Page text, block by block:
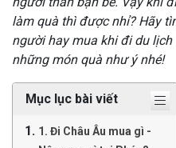
làm quà thì được nhỉ? Hãy
người hay mua khi đi du
những món quà như ý nhé!
Mục lục bài viết
1. Đi Châu Âu mua gì -